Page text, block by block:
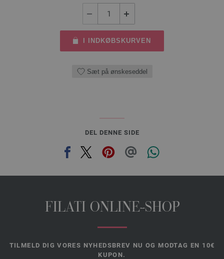
I INDKØBSKURVEN
Sæt på ønskeseddel
DEL DENNE SIDE
FILATI ONLINE-SHOP
TILMELD DIG VORES NYHEDSBREV NU OG MODTAG EN 10€
KUPON.